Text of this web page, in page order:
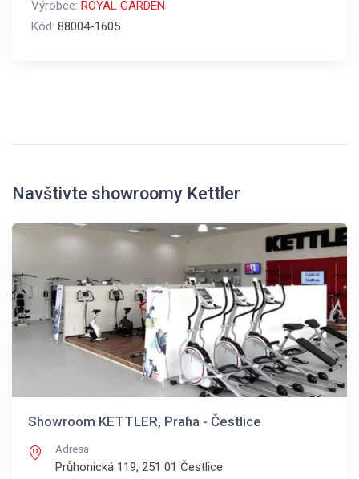
Výrobce: ROYAL GARDEN
Kód: 88004-1605
Navštivte showroomy Kettler
Showroom KETTLER, Praha - Čestlice
Adresa
Průhonická 119, 251 01 Čestlice